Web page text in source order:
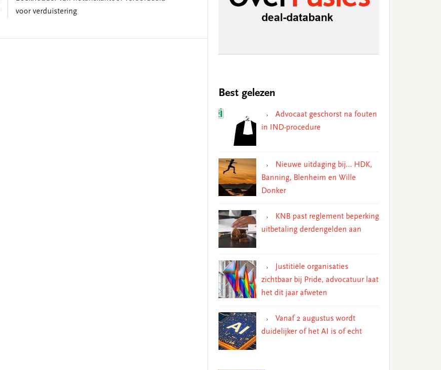
voor verduistering
Best gelezen
Advocaat geschorst na fouten
in IND-procedure
Nieuwe uitdaging bij… HDK,
Banning, Blenheim en Wille
Donker
KNB past reglement beperking
uitbetaling derdengelden aan
Justitiële organisaties
zichtbaar bij Pride, advocatuur laat
het dit jaar afweten
Vanaf 2 augustus wordt
duidelijker of het AI is of echt